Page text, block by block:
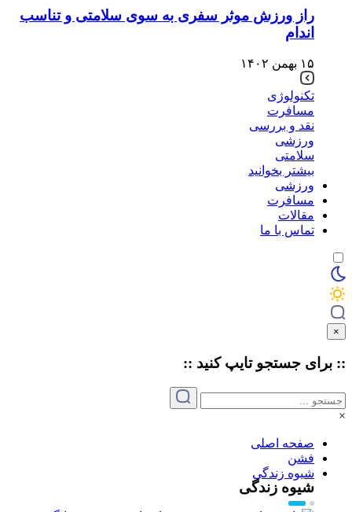
راز ورزش موثر سفری به سوی سلامتی و تناسب
اندام
۱۵ بهمن ۱۴۰۲
تکنولوژی
مسافرت
نقد و بررسی
ورزشی
سلامتی
بیشتر بخوانید
ورزشی
مسافرت
مقالات
تماس با ما
×
:: برای جستجو تایپکنید ::
×
صفحه اصلی
فشن
شیوه زندگی
شیوه زندگی